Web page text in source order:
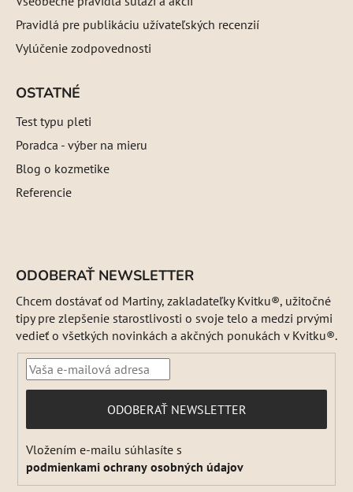
Pravidlá pre publikáciu užívateľských recenzií
Vylúčenie zodpovednosti
OSTATNÉ
Test typu pleti
Poradca - výber na mieru
Blog o kozmetike
Referencie
ODOBERAŤ NEWSLETTER
Chcem dostávať od Martiny, zakladateľky Kvitku®, užitočné
tipy pre zlepšenie starostlivosti o svoje telo a medzi prvými
vedieť o všetkých novinkách a akčných ponukách v Kvitku®.
PRIHLÁSIŤ
SA
ODOBERAŤ NEWSLETTER
Vložením e-mailu súhlasíte s
podmienkami ochrany osobných údajov